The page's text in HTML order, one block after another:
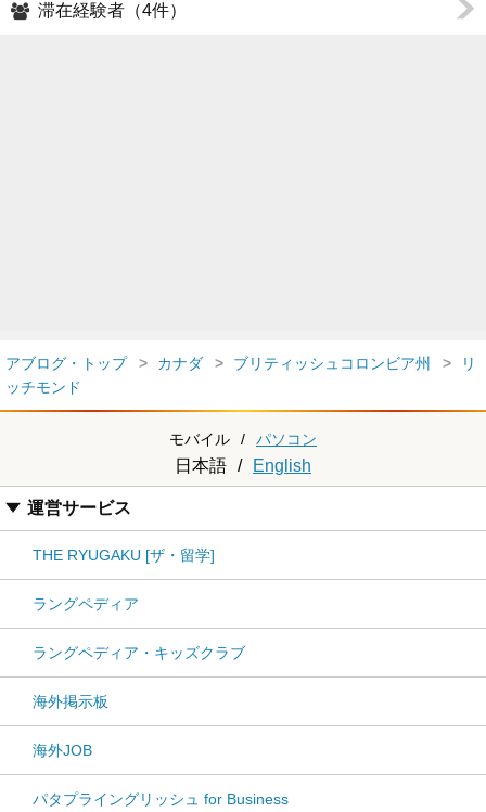
滞在経験者（4件）
アブログ・トップ カナダ ブリティッシュコロンビア州
リ
ッチモンド
モバイル / パソコン
日本語 / English
運営サービス
THE RYUGAKU [ザ・留学]
ラングペディア
ラングペディア・キッズクラブ
海外掲示板
海外JOB
パタプライングリッシュ for Business